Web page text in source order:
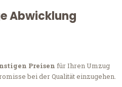
Abwicklung
Preisen für Ihren Umzug
bei der Qualität einzugehen.